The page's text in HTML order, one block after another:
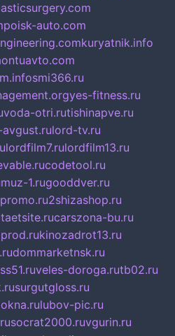
poisk-auto.com
kuryatnik.info
smi366.ru
yes-fitness.ru
voda-otri.rutishinapve.ru
lord-tv.ru
lordfilm7.rulordfilm13.ru
codetool.ru
muz-1.rugooddver.ru
2shizashop.ru
carszona-bu.ru
kinozadrot13.ru
dommarketnsk.ru
veles-doroga.rutb02.ru
surgutgloss.ru
lubov-pic.ru
socrat2000.ruvgurin.ru